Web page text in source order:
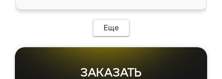
Еще
ЗАКАЗАТЬ